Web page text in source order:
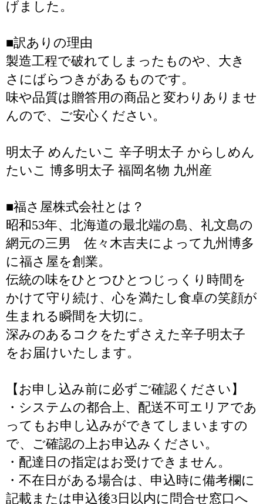
げました。
■訳ありの理由
製造工程で破れてしまったものや、大き
さにばらつきがあるものです。
味や品質は贈答用の商品と変わりありませ
んので、ご安心ください。
明太子 めんたいこ 辛子明太子 からしめん
たいこ 博多明太子 福岡名物 九州産
■福さ屋株式会社とは？
昭和53年、北海道の最北端の島、礼文島の
網元の三男 佐々木吉夫によって九州博多
に福さ屋を創業。
伝統の味をひとつひとつじっくり時間を
かけて守り続け、心を満たし食卓の笑顔が
生まれる瞬間を大切に。
深みのあるコクをたずさえた辛子明太子
をお届けいたします。
【お申し込み前に必ずご確認ください】
・システムの都合上、配送不可エリアであ
ってもお申し込みができてしまいますの
で、ご確認の上お申込みください。
・配達日の指定はお受けできません。
・不在日がある場合は、申込時に備考欄に
記載または申込後3日以内に問合せ窓口へ